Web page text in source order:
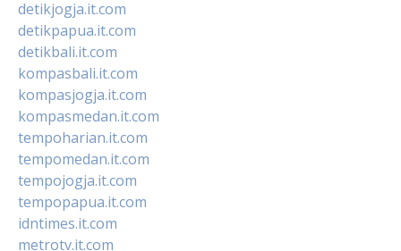
detikjogja.it.com
detikpapua.it.com
detikbali.it.com
kompasbali.it.com
kompasjogja.it.com
kompasmedan.it.com
tempoharian.it.com
tempomedan.it.com
tempojogja.it.com
tempopapua.it.com
idntimes.it.com
metrotv.it.com